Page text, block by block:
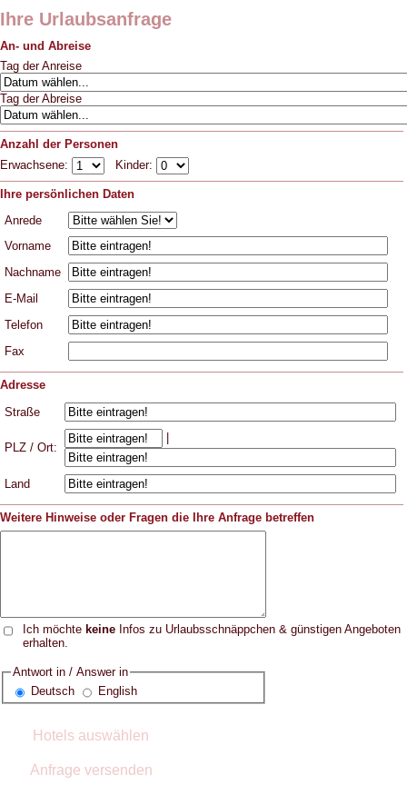
Ihre Urlaubsanfrage
An- und Abreise
Tag der Anreise
Tag der Abreise
Anzahl der Personen
Erwachsene:
Kinder:
Ihre persönlichen Daten
Anrede
Vorname
Nachname
E-Mail
Telefon
Fax
Adresse
Straße
PLZ / Ort:
Land
Weitere Hinweise oder Fragen die Ihre Anfrage betreffen
Ich möchte keine Infos zu Urlaubsschnäppchen & günstigen Angeboten
erhalten.
Antwort in / Answer in
Deutsch
English